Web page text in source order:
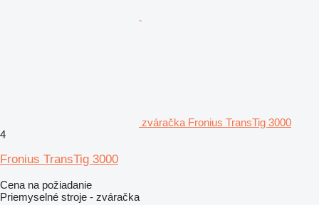
zváračka Fronius TransTig 3000
4
Fronius TransTig 3000
Cena na požiadanie
Priemyselné stroje - zváračka